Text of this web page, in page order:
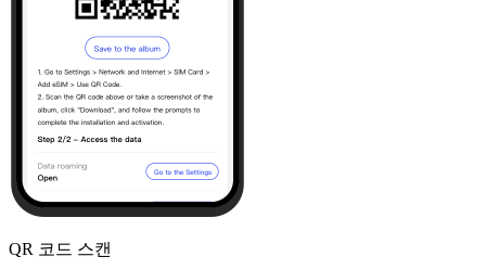
QR 코드 스캔